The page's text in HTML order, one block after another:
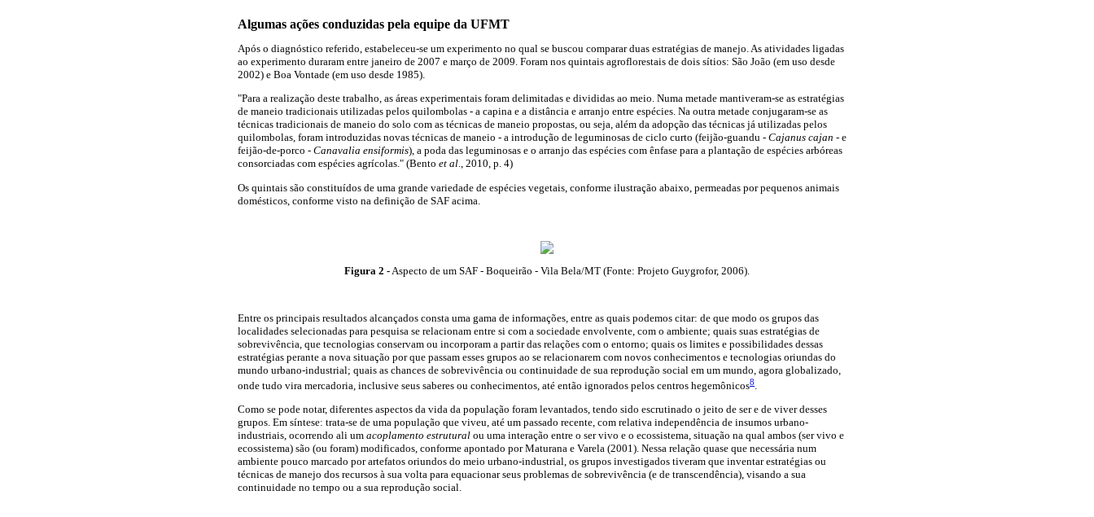
Algumas ações conduzidas pela equipe da UFMT
Após o diagnóstico referido, estabeleceu-se um experimento no qual se buscou comparar duas estratégias de manejo. As atividades ligadas
ao experimento duraram entre janeiro de 2007 e março de 2009. Foram nos quintais agroflorestais de dois sítios: São João (em uso desde
2002) e Boa Vontade (em uso desde 1985).
"Para a realização deste trabalho, as áreas experimentais foram delimitadas e divididas ao meio. Numa metade mantiveram-se as estratégias
de maneio tradicionais utilizadas pelos quilombolas - a capina e a distância e arranjo entre espécies. Na outra metade conjugaram-se as
técnicas tradicionais de maneio do solo com as técnicas de maneio propostas, ou seja, além da adopção das técnicas já utilizadas pelos
quilombolas, foram introduzidas novas técnicas de maneio - a introdução de leguminosas de ciclo curto (feijão-guandu - Cajanus cajan - e
feijão-de-porco - Canavalia ensiformis), a poda das leguminosas e o arranjo das espécies com ênfase para a plantação de espécies arbóreas
consorciadas com espécies agrícolas." (Bento et al., 2010, p. 4)
Os quintais são constituídos de uma grande variedade de espécies vegetais, conforme ilustração abaixo, permeadas por pequenos animais
domésticos, conforme visto na definição de SAF acima.
Figura 2 -Aspecto de um SAF - Boqueirão - Vila Bela/MT (Fonte: Projeto Guygrofor, 2006).
Entre os principais resultados alcançados consta uma gama de informações, entre as quais podemos citar: de que modo os grupos das
localidades selecionadas para pesquisa se relacionam entre si com a sociedade envolvente, com o ambiente; quais suas estratégias de
sobrevivência, que tecnologias conservam ou incorporam a partir das relações com o entorno; quais os limites e possibilidades dessas
estratégias perante a nova situação por que passam esses grupos ao se relacionarem com novos conhecimentos e tecnologias oriundas do
mundo urbano-industrial; quais as chances de sobrevivência ou continuidade de sua reprodução social em um mundo, agora globalizado,
onde tudo vira mercadoria, inclusive seus saberes ou conhecimentos, até então ignorados pelos centros hegemônicos8
Como se pode notar, diferentes aspectos da vida da população foram levantados, tendo sido escrutinado o jeito de ser e de viver desses
grupos. Em síntese: trata-se de uma população que viveu, até um passado recente, com relativa independência de insumos urbano-
industriais, ocorrendo ali um acoplamento estrutural ou uma interação entre o ser vivo e o ecossistema, situação na qual ambos (ser vivo e
ecossistema) são (ou foram) modificados, conforme apontado por Maturana e Varela (2001). Nessa relação quase que necessária num
ambiente pouco marcado por artefatos oriundos do meio urbano-industrial, os grupos investigados tiveram que inventar estratégias ou
técnicas de manejo dos recursos à sua volta para equacionar seus problemas de sobrevivência (e de transcendência), visando a sua
continuidade no tempo ou a sua reprodução social.